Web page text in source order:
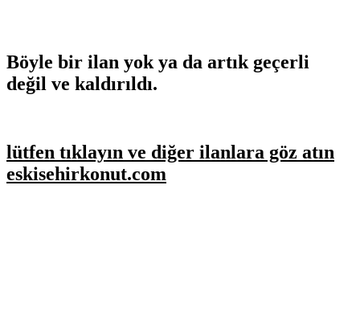
Böyle bir ilan yok ya da artık geçerli
değil ve kaldırıldı.
lütfen tıklayın ve diğer ilanlara göz atın
eskisehirkonut.com